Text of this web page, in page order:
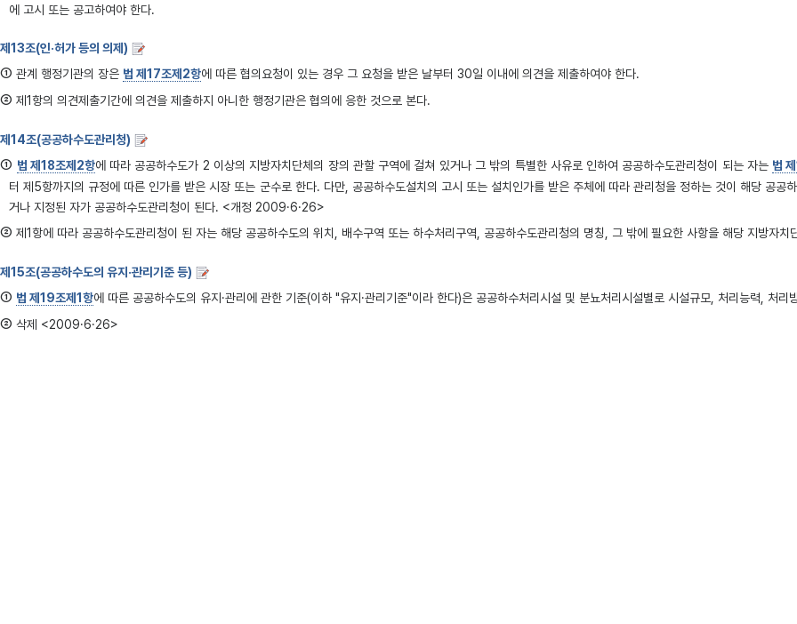
에 고시 또는 공고하여야 한다.
제13조(인·허가 등의 의제)
① 관계 행정기관의 장은 법 제17조제2항에 따른 협의요청이 있는 경우 그 요청을 받은 날부터 30일 이내에 의견을 제출하여야 한다.
② 제1항의 의견제출기간에 의견을 제출하지 아니한 행정기관은 협의에 응한 것으로 본다.
제14조(공공하수도관리청)
① 법 제18조제2항에 따라 공공하수도가 2 이상의 지방자치단체의 장의 관할 구역에 걸쳐 있거나 그 밖의 특별한 사유로 인하여 공공하수도관리청이 되는 자는 법
터 제5항까지의 규정에 따른 인가를 받은 시장 또는 군수로 한다. 다만, 공공하수도설치의 고시 또는 설치인가를 받은 주체에 따라 관리청을 정하는 것이 해당 공공
거나 지정된 자가 공공하수도관리청이 된다. <개정 2009·6·26>
② 제1항에 따라 공공하수도관리청이 된 자는 해당 공공하수도의 위치, 배수구역 또는 하수처리구역, 공공하수도관리청의 명칭, 그 밖에 필요한 사항을 해당 지방자치
제15조(공공하수도의 유지·관리기준 등)
① 법 제19조제1항에 따른 공공하수도의 유지·관리에 관한 기준(이하 "유지·관리기준"이라 한다)은 공공하수처리시설 및 분뇨처리시설별로 시설규모, 처리능력, 처
② 삭제 <2009·6·26>